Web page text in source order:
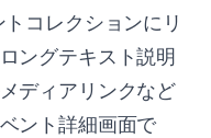
コレクションにリ
ングテキスト説明
ディアリンクなど
ント詳細画面で